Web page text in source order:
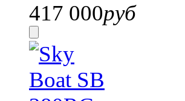
417 000руб